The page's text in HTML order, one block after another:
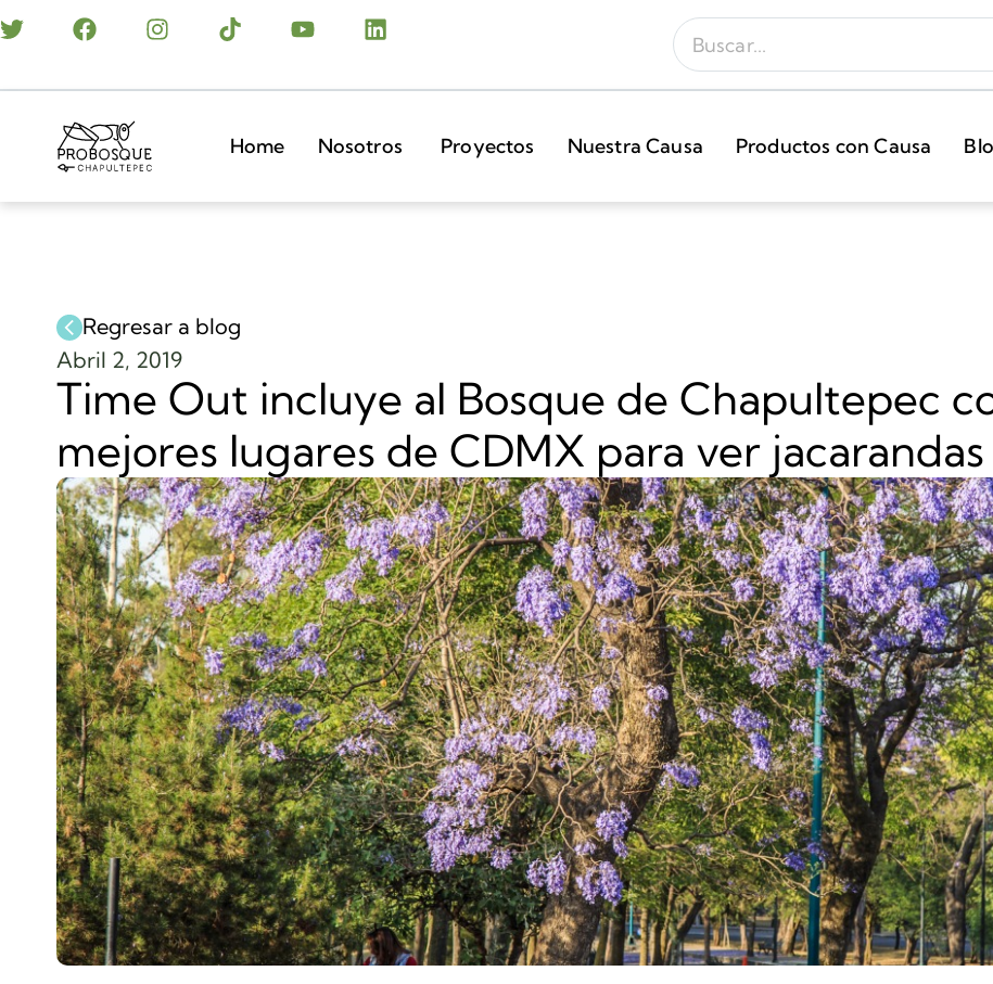
Home Nosotros Proyectos Nuestra Causa Productos con Causa
Regresar a blog
Abril 2, 2019
Time Out incluye al Bosque de Chapultepec
mejores lugares de CDMX para ver jacarandas